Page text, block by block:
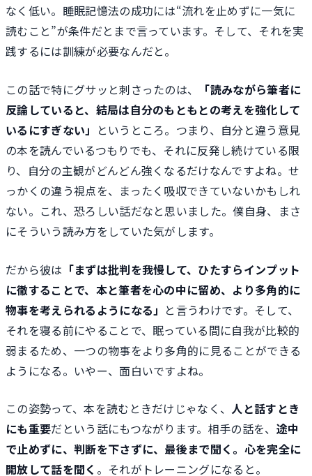
なく低い。睡眠記憶法の成功には“流れを止めずに一気に
読むこと”が条件だとまで言っています。そして、それを実
践するには訓練が必要なんだと。
この話で特にグサッと刺さったのは、
「読みながら筆者に
反論していると、結局は自分のもともとの考えを強化して
いるにすぎない」 というところ。つまり、自分と違う意見
の本を読んでいるつもりでも、それに反発し続けている限
り、自分の主観がどんどん強くなるだけなんですよね。せ
っかくの違う視点を、まったく吸収できていないかもしれ
ない。これ、恐ろしい話だなと思いました。僕自身、まさ
にそういう読み方をしていた気がします。
だから彼は 「まずは批判を我慢して、ひたすらインプット
に徹することで、本と筆者を心の中に留め、より多角的に
物事を考えられるようになる」 と言うわけです。そして、
それを寝る前にやることで、眠っている間に自我が比較的
弱まるため、一つの物事をより多角的に見ることができる
ようになる。いやー、面白いですよね。
この姿勢って、本を読むときだけじゃなく、人と話すとき
にも重要だという話にもつながります。相手の話を、 途中
で止めずに、判断を下さずに、最後まで聞く。心を完全に
開放して話を聞く 。それがトレーニングになると。